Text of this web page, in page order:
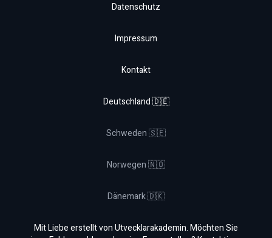
Datenschutz
Impressum
Kontakt
Deutschland 🇩🇪
Schweden 🇸🇪
Norwegen 🇳🇴
Dänemark 🇩🇰
Mit Liebe erstellt von Utvecklarakademin. Möchten Sie